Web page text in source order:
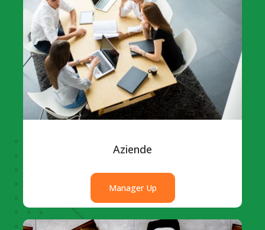
Aziende
Manager Up